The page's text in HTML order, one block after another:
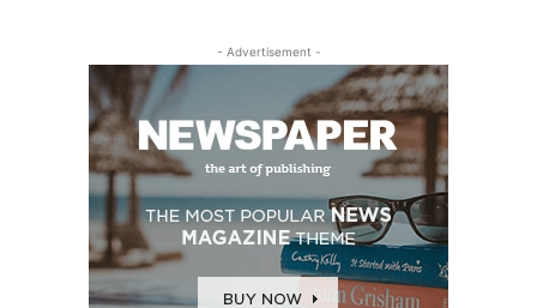
- Advertisement -